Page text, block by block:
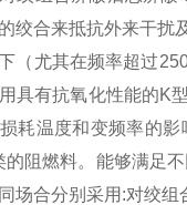
绞合来抵抗外来干扰
（尤其在频率超过
具有抗氧化性能的K
耗温度和变频率的
的阻燃料。能够满足
场合分别采用:对绞